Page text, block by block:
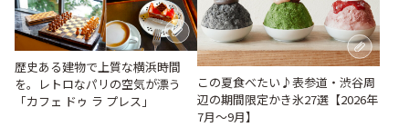
歴史ある建物で上質な横浜時間
を。レトロなパリの空気が漂う
「カフェ ドゥ ラ プレス」
この夏食べたい♪表参道・渋谷周
辺の期間限定かき氷27選【2026年
7月～9月】